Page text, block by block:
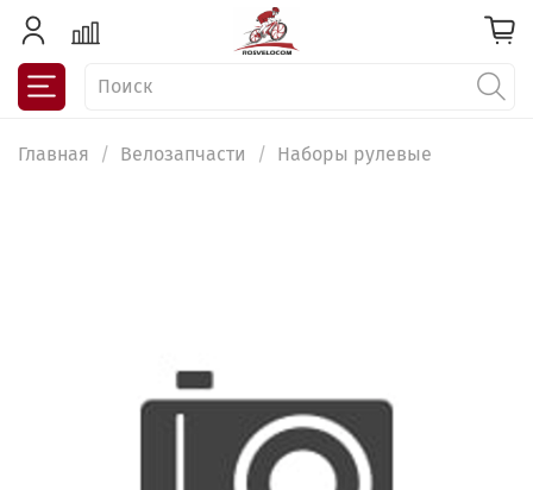
Главная Велозапчасти Наборы рулевые